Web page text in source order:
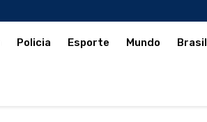
Policia Esporte Mundo Brasil